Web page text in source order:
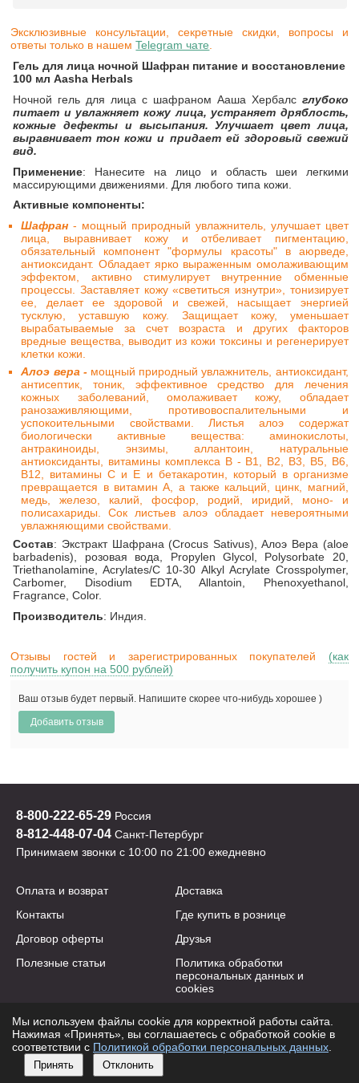
Эксклюзивные консультации, секретные скидки, вопросы и
ответы только в нашемTelegram чате
Гель для лица ночной Шафран питание и восстановление
100 мл Aasha Herbals
Ночной гель для лица с шафраном Ааша Хербалс глубоко
питает и увлажняет кожу лица, устраняет дряблость,
кожные дефекты и высыпания. Улучшает цвет лица,
выравнивает тон кожи и придает ей здоровый свежий
вид.
Применение: Нанесите на лицо и область шеи легкими
массирующими движениями. Для любого типа кожи.
Активные компоненты:
Шафран- мощный природный увлажнитель, улучшает цвет
лица, выравнивает кожу и отбеливает пигментацию,
обязательный компонент "формулы красоты" в аюрведе,
антиоксидант. Обладает ярко выраженным омолаживающим
эффектом, активно стимулирует внутренние обменные
процессы. Заставляет кожу «светиться изнутри», тонизирует
ее, делает ее здоровой и свежей, насыщает энергией
тусклую, уставшую кожу. Защищает кожу, уменьшает
вырабатываемые за счет возраста и других факторов
вредные вещества, выводит из кожи токсины и регенерирует
клетки кожи.
Алоэ вера -мощный природный увлажнитель, антиоксидант,
антисептик, тоник, эффективное средство для лечения
кожных заболеваний, омолаживает кожу, обладает
ранозаживляющими, противовоспалительными и
успокоительными свойствами. Листья алоэ содержат
биологически активные вещества: аминокислоты,
антракиноиды, энзимы, аллантоин, натуральные
антиоксиданты, витамины комплекса В - В1, В2, В3, В5, В6,
В12, витамины С и Е и бетакаротин, который в организме
превращается в витамин А, а также кальций, цинк, магний,
медь, железо, калий, фосфор, родий, иридий, моно- и
полисахариды. Сок листьев алоэ обладает невероятными
увлажняющими свойствами.
Состав: Экстракт Шафрана (Crocus Sativus), Алоэ Вера (aloe
barbadenis), розовая вода, Propylen Glycol, Polysorbate 20,
Triethanolamine, Acrylates/C 10-30 Alkyl Acrylate Crosspolymer,
Carbomer, Disodium EDTA, Allantoin, Phenoxyethanol,
Fragrance, Color.
Производитель: Индия.
Отзывы гостей и зарегистрированных покупателей (как
получить купон на 500 рублей)
Ваш отзыв будет первый. Напишите скорее что-нибудь хорошее )
8-800-222-65-29 Россия
8-812-448-07-04 Санкт-Петербург
Принимаем звонки с 10:00 по 21:00 ежедневно
Оплата и возврат
Доставка
Контакты
Где купить в рознице
Договор оферты
Друзья
Полезные статьи
Политика обработки
персональных данных и
cookies
2009-2026 © yogastuff.ru
e-mail:info@yogastuff.ru
Мы используем файлы cookie для корректной работы сайта.
Нажимая «Принять», вы соглашаетесь с обработкой cookie в
соответствии с Политикой обработки персональных данных
Принять Отклонить